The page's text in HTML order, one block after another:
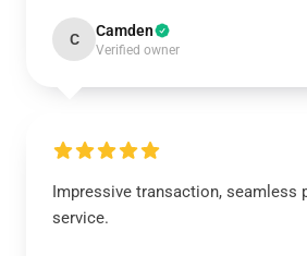
C Camden
Verified owner
Impressive transaction, seamless
service.